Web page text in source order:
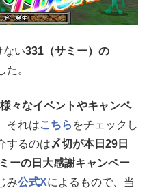
ない331（サミー）の
。
様々なイベントやキャンペ
それはこちら をチェックし
するのは〆切が本日29日
ーの日大感謝キャンペー
み公式Xによるもので、当